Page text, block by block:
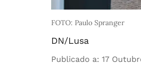
FOTO: Paulo Spranger
DN/Lusa
Publicado a: 17